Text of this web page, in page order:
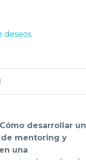
deseos
desarrollar un
mentoring y
una